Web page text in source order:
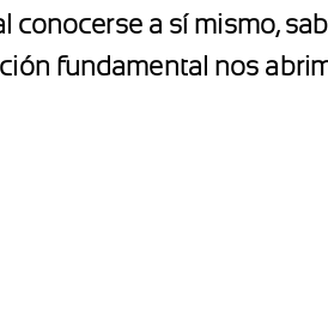
conocerse a sí mismo,
fundamental nos